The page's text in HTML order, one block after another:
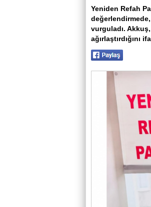
Yeniden Refah
vurguladı.
ağırlaştırdığını